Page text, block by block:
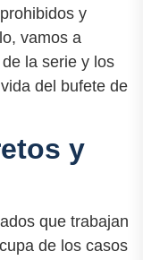
y
vamos a
la serie y los
del bufete de
y
que trabajan
de los casos